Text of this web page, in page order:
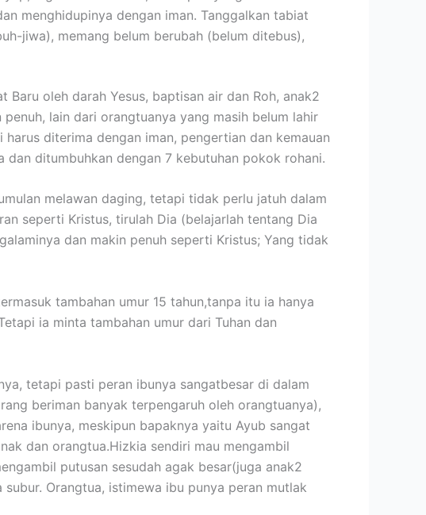
menghidupinya dengan iman. Tanggalkan tabiat
jiwa), memang belum berubah (belum ditebus),
oleh darah Yesus, baptisan air dan Roh, anak2
lain dari orangtuanya yang masih belum lahir
diterima dengan iman, pengertian dan kemauan
ditumbuhkan dengan 7 kebutuhan pokok rohani.
melawan daging, tetapi tidak perlu jatuh dalam
seperti Kristus, tirulah Dia (belajarlah tentang Dia
dan makin penuh seperti Kristus; Yang tidak
tambahan umur 15 tahun,tanpa itu ia hanya
ia minta tambahan umur dari Tuhan dan
tetapi pasti peran ibunya sangatbesar di dalam
beriman banyak terpengaruh oleh orangtuanya),
ibunya, meskipun bapaknya yaitu Ayub sangat
dan orangtua.Hizkia sendiri mau mengambil
putusan sesudah agak besar(juga anak2
Orangtua, istimewa ibu punya peran mutlak